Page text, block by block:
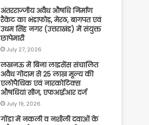
अंतरराज्जीय अवैध औषधि निर्माण
रैकेट का भंडाफोड़, मेरठ, बागपत एवं
उधम सिंह नगर (उत्तराखंड) में संयुक्त
छापेमारी
July 27, 2026
लखनऊ में बिना लाइसेंस संचालित
अवैध गोदाम से 25 लाख मूल्य की
एलोपैथिक एवं नारकोटिक्स
औषधियां सीज, एफआईआर दर्ज
July 19, 2026
गोंडा में नकली व नशीली दवाओं के